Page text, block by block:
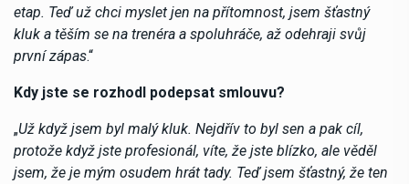
etap. Teď už chci myslet jen na přítomnost, jsem šťastný
kluk a těším se na trenéra a spoluhráče, až odehraji svůj
první zápas.“
Kdy jste se rozhodl podepsat smlouvu?
„Už když jsem byl malý kluk. Nejdřív to byl sen a pak cíl,
protože když jste profesionál, víte, že jste blízko, ale věděl
jsem, že je mým osudem hrát tady. Teď jsem šťastný, že ten